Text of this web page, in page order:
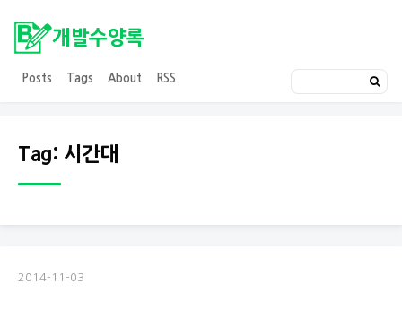
개발수양록
Posts Tags About RSS
Tag: 시간대
2014-11-03